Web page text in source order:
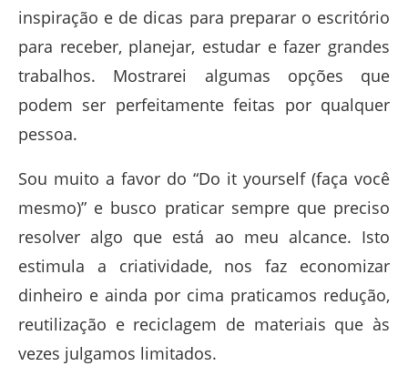
inspiração e de dicas para preparar o escritório
para receber, planejar, estudar e fazer grandes
trabalhos. Mostrarei algumas opções que
podem ser perfeitamente feitas por qualquer
pessoa.
Sou muito a favor do “Do it yourself (faça você
mesmo)” e busco praticar sempre que preciso
resolver algo que está ao meu alcance. Isto
estimula a criatividade, nos faz economizar
dinheiro e ainda por cima praticamos redução,
reutilização e reciclagem de materiais que às
vezes julgamos limitados.